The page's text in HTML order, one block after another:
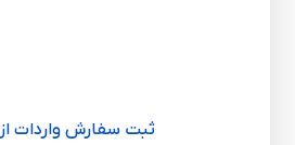
ثبت سفارش واردات از avnet